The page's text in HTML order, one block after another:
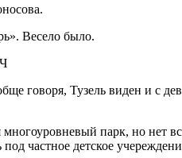
Весело было.
говоря, Тузель виден и
парк, но нет
под частное детское